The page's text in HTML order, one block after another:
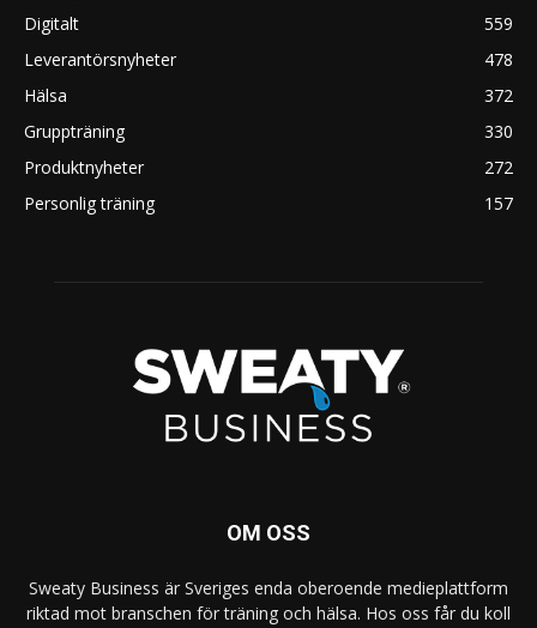
Digitalt
559
Leverantörsnyheter
478
Hälsa
372
Gruppträning
330
Produktnyheter
272
Personlig träning
157
OM OSS
Sweaty Business är Sveriges enda oberoende medieplattform
riktad mot branschen för träning och hälsa. Hos oss får du koll